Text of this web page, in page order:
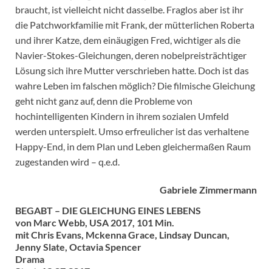
braucht, ist vielleicht nicht dasselbe. Fraglos aber ist ihr
die Patchworkfamilie mit Frank, der mütterlichen Roberta
und ihrer Katze, dem einäugigen Fred, wichtiger als die
Navier-Stokes-Gleichungen, deren nobelpreisträchtiger
Lösung sich ihre Mutter verschrieben hatte. Doch ist das
wahre Leben im falschen möglich? Die filmische Gleichung
geht nicht ganz auf, denn die Probleme von
hochintelligenten Kindern in ihrem sozialen Umfeld
werden unterspielt. Umso erfreulicher ist das verhaltene
Happy-End, in dem Plan und Leben gleichermaßen Raum
zugestanden wird – q.e.d.
Gabriele Zimmermann
BEGABT – DIE GLEICHUNG EINES LEBENS
von Marc Webb, USA 2017, 101 Min.
mit Chris Evans, Mckenna Grace, Lindsay Duncan,
Jenny Slate, Octavia Spencer
Drama